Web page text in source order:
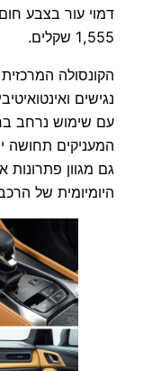
דמוי עור בצבע
1,555 שקלים.
הקונסולה
נגישים
עם שימוש נרחב
המעניקים תחושה
גם מגוון
היומיומית של